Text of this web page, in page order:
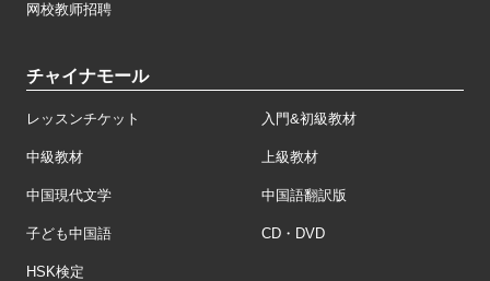
网校教师招聘
チャイナモール
レッスンチケット 入門&初級教材
中級教材 上級教材
中国現代文学 中国語翻訳版
子ども中国語 CD・DVD
HSK検定